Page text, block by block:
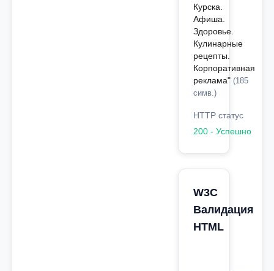
Курска.
Афиша.
Здоровье.
Кулинарные
рецепты.
Корпоративная
реклама" (185
симв.)
HTTP статус
200 - Успешно
W3C
Валидация
HTML